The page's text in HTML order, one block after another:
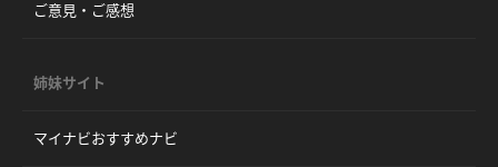
ご意見・ご感想
姉妹サイト
マイナビおすすめナビ